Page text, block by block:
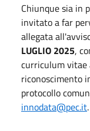
Chiunque sia in
invitato a far
allegata
LUGLIO 2025,
curriculum vitae
riconoscimento
protocollo
innodata@pec.it.